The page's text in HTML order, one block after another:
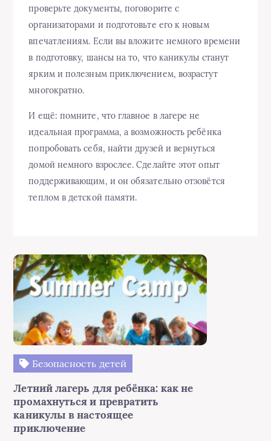
проверьте документы, поговорите с
организаторами и подготовьте его к новым
впечатлениям. Если вы вложите немного времени
в подготовку, шансы на то, что каникулы станут
ярким и полезным приключением, возрастут
многократно.
И ещё: помните, что главное в лагере не
идеальная программа, а возможность ребёнка
попробовать себя, найти друзей и вернуться
домой немного взрослее. Сделайте этот опыт
поддерживающим, и он обязательно отзовётся
теплом в детской памяти.
Безопасность детей
Летний лагерь для ребёнка: как не
промахнуться и превратить
каникулы в настоящее
приключение